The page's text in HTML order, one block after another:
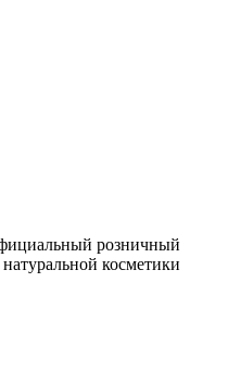
розничный
косметики